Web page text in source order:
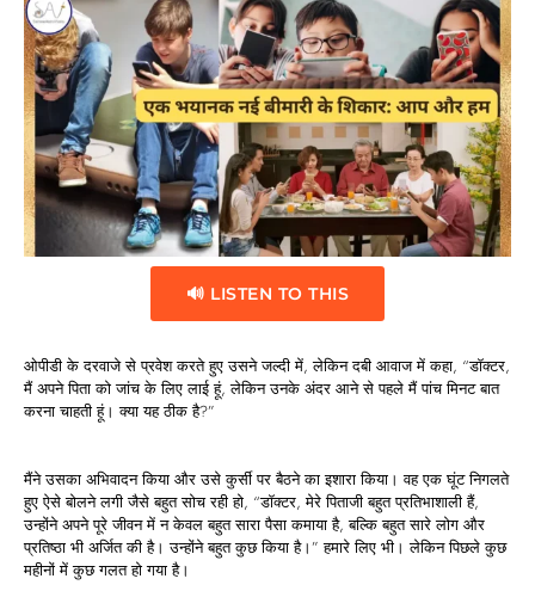
🔊 LISTEN TO THIS
ओपीडी के दरवाजे से प्रवेश करते हुए उसने जल्दी में, लेकिन दबी आवाज में कहा, “डॉक्टर,
मैं अपने पिता को जांच के लिए लाई हूं, लेकिन उनके अंदर आने से पहले मैं पांच मिनट बात
करना चाहती हूं। क्या यह ठीक है?”
मैंने उसका अभिवादन किया और उसे कुर्सी पर बैठने का इशारा किया। वह एक घूंट निगलते
हुए ऐसे बोलने लगी जैसे बहुत सोच रही हो, “डॉक्टर, मेरे पिताजी बहुत प्रतिभाशाली हैं,
उन्होंने अपने पूरे जीवन में न केवल बहुत सारा पैसा कमाया है, बल्कि बहुत सारे लोग और
प्रतिष्ठा भी अर्जित की है। उन्होंने बहुत कुछ किया है।” हमारे लिए भी। लेकिन पिछले कुछ
महीनों में कुछ गलत हो गया है।